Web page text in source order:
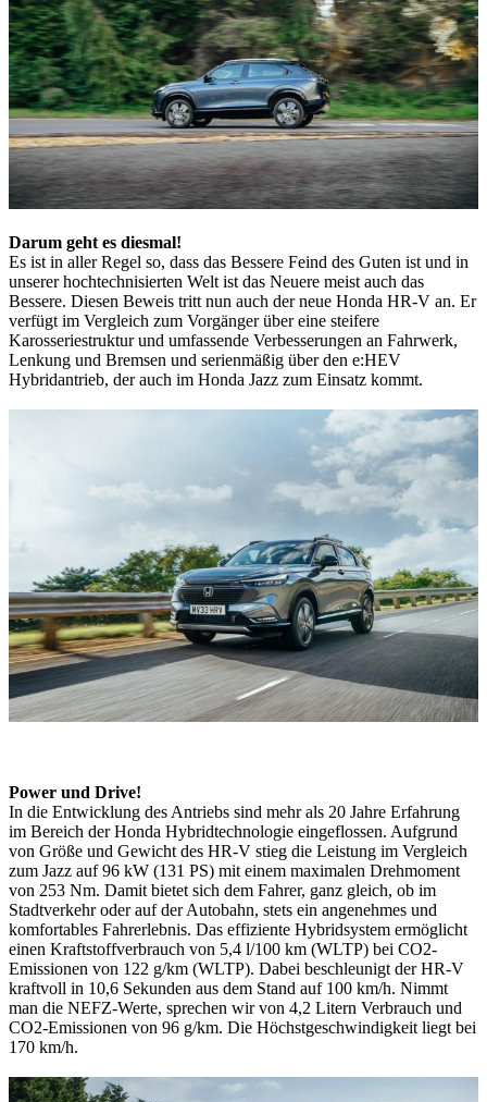
Darum geht es diesmal!
Es ist in aller Regel so, dass das Bessere Feind des Guten ist und in
unserer hochtechnisierten Welt ist das Neuere meist auch das
Bessere. Diesen Beweis tritt nun auch der neue Honda HR-V an. Er
verfügt im Vergleich zum Vorgänger über eine steifere
Karosseriestruktur und umfassende Verbesserungen an Fahrwerk,
Lenkung und Bremsen und serienmäßig über den e:HEV
Hybridantrieb, der auch im Honda Jazz zum Einsatz kommt.
Power und Drive!
In die Entwicklung des Antriebs sind mehr als 20 Jahre Erfahrung
im Bereich der Honda Hybridtechnologie eingeflossen. Aufgrund
von Größe und Gewicht des HR-V stieg die Leistung im Vergleich
zum Jazz auf 96 kW (131 PS) mit einem maximalen Drehmoment
von 253 Nm. Damit bietet sich dem Fahrer, ganz gleich, ob im
Stadtverkehr oder auf der Autobahn, stets ein angenehmes und
komfortables Fahrerlebnis. Das effiziente Hybridsystem ermöglicht
einen Kraftstoffverbrauch von 5,4 l/100 km (WLTP) bei CO2-
Emissionen von 122 g/km (WLTP). Dabei beschleunigt der HR-V
kraftvoll in 10,6 Sekunden aus dem Stand auf 100 km/h. Nimmt
man die NEFZ-Werte, sprechen wir von 4,2 Litern Verbrauch und
CO2-Emissionen von 96 g/km. Die Höchstgeschwindigkeit liegt bei
170 km/h.